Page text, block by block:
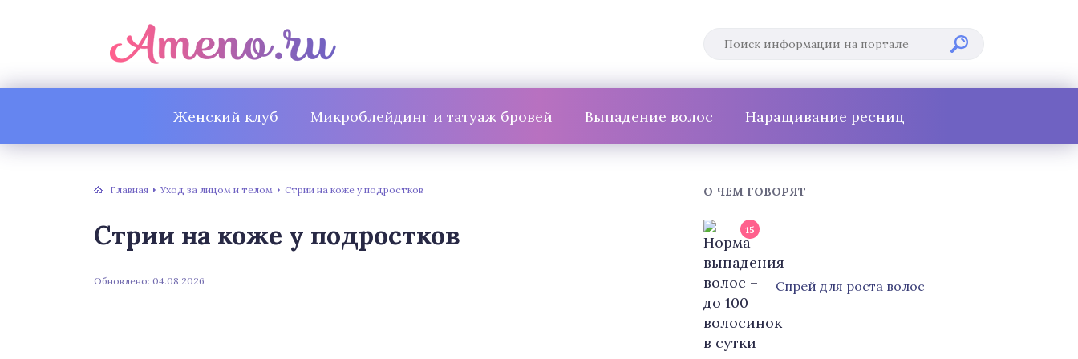
Женский клуб Микроблейдинг и татуаж бровей Выпадение волос Наращивание ресниц
Главная Уход за лицом и телом Стрии на коже у подростков
Стрии на коже у подростков
Обновлено: 04.08.2026
О ЧЕМ ГОВОРЯТ
15
Cпрей для роста волос